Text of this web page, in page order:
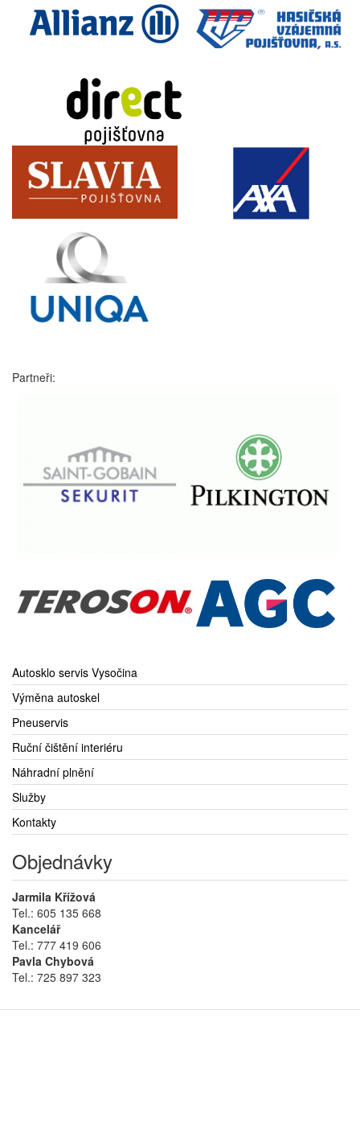
Partneři:
Autosklo servis Vysočina
Výměna autoskel
Pneuservis
Ruční čištění interiéru
Náhradní plnění
Služby
Kontakty
Objednávky
Jarmila Křížová
Tel.: 605 135 668
Kancelář
Tel.: 777 419 606
Pavla Chybová
Tel.: 725 897 323